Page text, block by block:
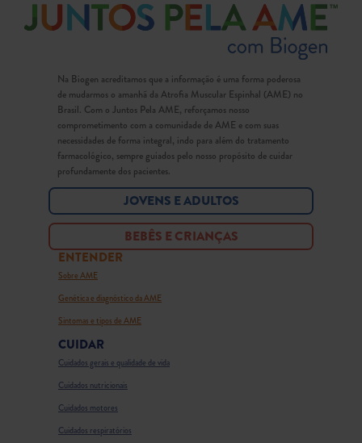
Na Biogen acreditamos que a informação é uma forma poderosa
de mudarmos o amanhã da Atrofia Muscular Espinhal (AME) no
Brasil. Com o Juntos Pela AME, reforçamos nosso
comprometimento com a comunidade de AME e com suas
necessidades de forma integral, indo para além do tratamento
farmacológico, sempre guiados pelo nosso propósito de cuidar
profundamente dos pacientes.
JOVENS E ADULTOS
BEBÊS E CRIANÇAS
ENTENDER
Sobre AME
Genética e diagnóstico da AME
Sintomas e tipos de AME
CUIDAR
Cuidados gerais e qualidade de vida
Cuidados nutricionais
Cuidados motores
Cuidados respiratórios